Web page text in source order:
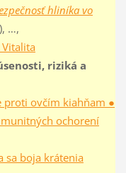
hliníka vo
…,
riziká a
proti ovčím kiahňam ●
ochorení
sa boja krátenia